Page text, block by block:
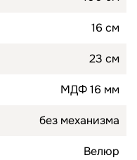
16 см
23 см
МДФ 16 мм
без механизма
Велюр